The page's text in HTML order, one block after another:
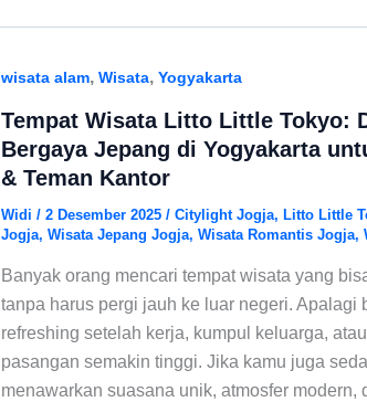
wisata alam, Wisata, Yogyakarta
Tempat Wisata Litto Little Tokyo:
Bergaya Jepang di Yogyakarta
& Teman Kantor
Widi / 2 Desember 2025 / Citylight Jogja, Litto Little
Jogja, Wisata Jepang Jogja, Wisata Romantis Jogja,
Banyak orang mencari tempat wisata yang
tanpa harus pergi jauh ke luar negeri. Apalagi
refreshing setelah kerja, kumpul keluarga,
pasangan semakin tinggi. Jika kamu juga
menawarkan suasana unik, atmosfer modern,